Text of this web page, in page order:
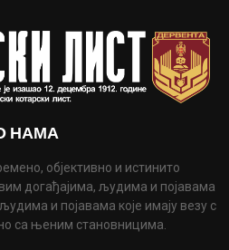
НАМА
објективно и истинито
догађајима, људима и појавама
и појавама које имају везу с
са њеним становницима.